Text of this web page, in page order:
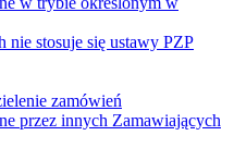
nie stosuje się ustawy PZP
zamówień
przez innych Zamawiających